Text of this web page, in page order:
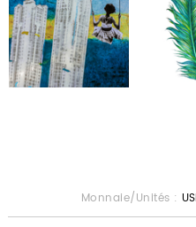
Monnaie/Unités :